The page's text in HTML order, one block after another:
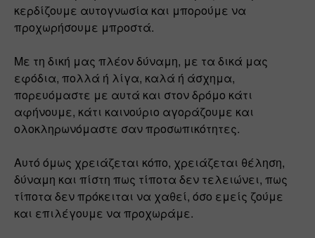
κερδίζουμε αυτογνωσία και μπορούμε να
προχωρήσουμε μπροστά.
Με τη δική μας πλέον δύναμη, με τα δικά μας
εφόδια, πολλά ή λίγα, καλά ή άσχημα,
πορευόμαστε με αυτά και στον δρόμο κάτι
αφήνουμε, κάτι καινούριο αγοράζουμε και
ολοκληρωνόμαστε σαν προσωπικότητες.
Αυτό όμως χρειάζεται κόπο, χρειάζεται θέληση,
δύναμη και πίστη πως τίποτα δεν τελειώνει, πως
τίποτα δεν πρόκειται να χαθεί, όσο εμείς ζούμε
και επιλέγουμε να προχωράμε.